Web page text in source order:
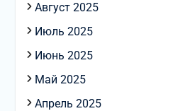
Август 2025
Июль 2025
Июнь 2025
Май 2025
Апрель 2025